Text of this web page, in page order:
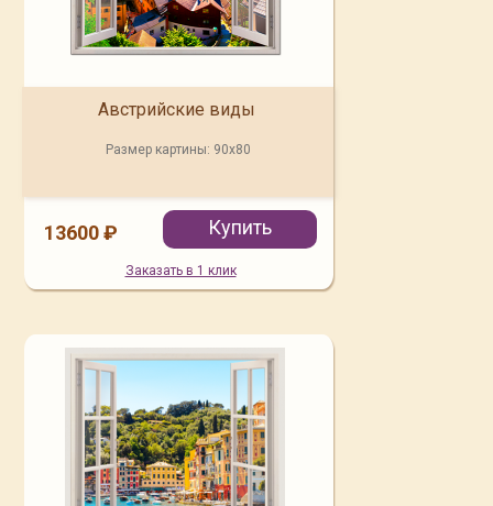
Австрийские виды
Размер картины: 90x80
13600 ₽ Купить
Заказать в 1 клик